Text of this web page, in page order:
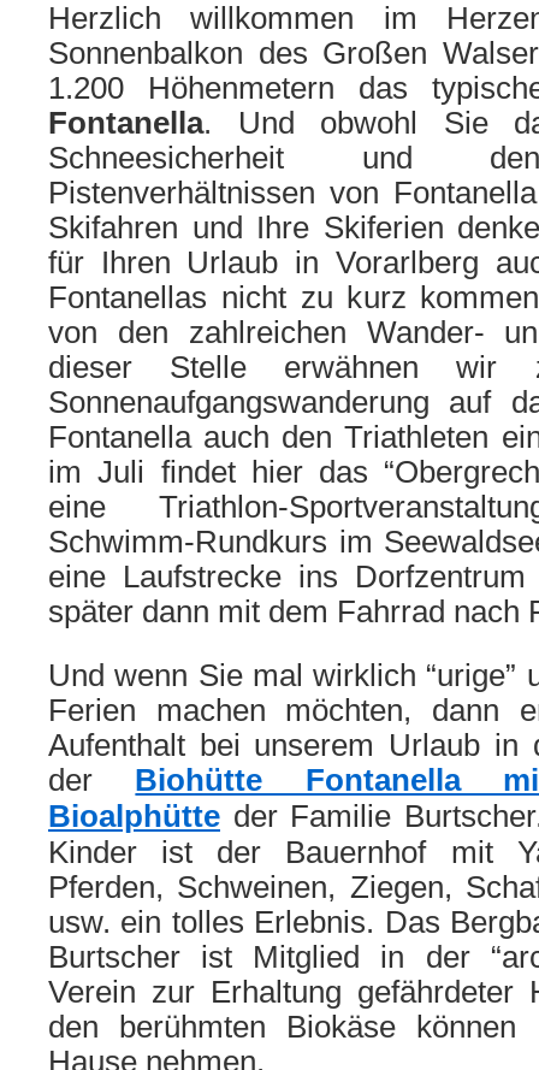
Herzlich willkommen im
Sonnenbalkon des Großen
1.200 Höhenmetern das
Fontanella. Und obwohl Sie
Schneesicherheit und
Pistenverhältnissen von
Skifahren und Ihre Skiferien
für Ihren Urlaub in Vorarlberg
Fontanellas nicht zu kurz
von den zahlreichen Wander-
dieser Stelle erwähnen wir
Sonnenaufgangswanderung auf
Fontanella auch den Triathleten
im Juli findet hier das
eine Triathlon-
Schwimm-Rundkurs im
eine Laufstrecke ins
später dann mit dem Fahrrad nach
Und wenn Sie mal wirklich “urige”
Ferien machen möchten, dann
Aufenthalt bei unserem Urlaub in
der Biohütte Fontanella
Bioalphütte der Familie
Kinder ist der Bauernhof mit
Pferden, Schweinen, Ziegen,
usw. ein tolles Erlebnis. Das
Burtscher ist Mitglied in der
Verein zur Erhaltung gefährdeter
den berühmten Biokäse
Hause nehmen.